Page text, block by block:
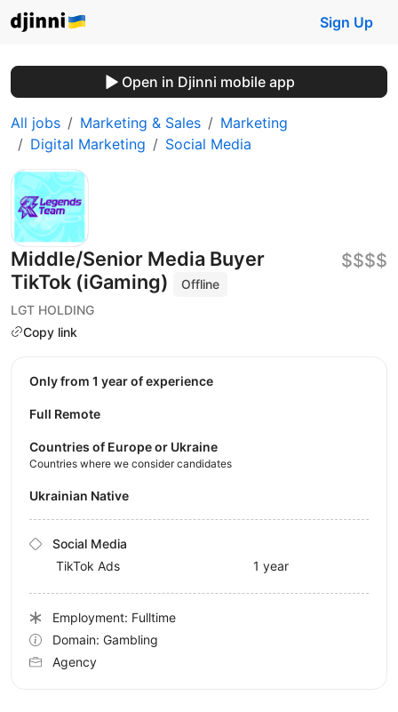
Sign Up
Open in Djinni mobile app
All jobs Marketing & Sales
Marketing
Digital Marketing
Social Media
Middle/Senior Media Buyer
TikTok (iGaming)
Offline
LGT HOLDING
Copy link
$$$$
Only from 1 year of experience
Full Remote
Countries of Europe or Ukraine
Countries where we consider candidates
Ukrainian Native
Social Media
TikTok Ads
1 year
Employment: Fulltime
Domain: Gambling
Agency